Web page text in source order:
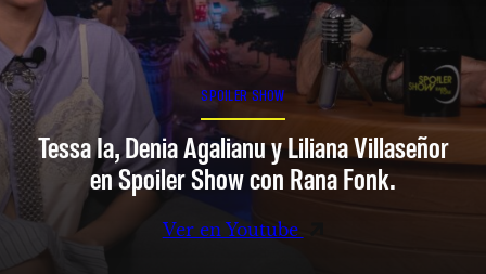
SPOILER SHOW
Tessa Ia, Denia Agalianu y Liliana Villaseñor
en Spoiler Show con Rana Fonk.
Ver en Youtube